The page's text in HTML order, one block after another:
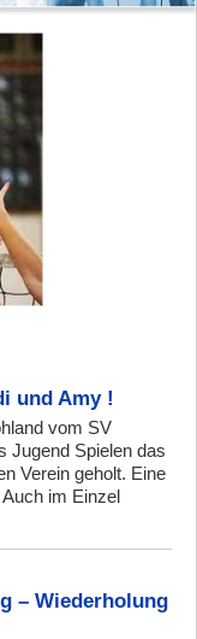
und Amy !
vom SV
Jugend Spielen das
Verein geholt. Eine
im Einzel
– Wiederholung